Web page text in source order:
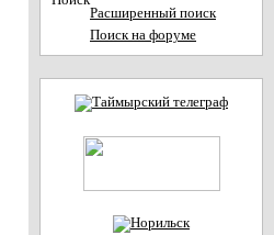
Расширенный поиск
Поиск на форуме